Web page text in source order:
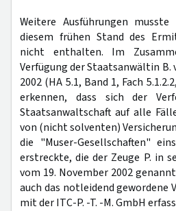
Weitere Ausführungen
diesem frühen Stand des
nicht enthalten. Im
Verfügung der Staatsanwältin B.
2002 (HA 5.1, Band 1, Fach
erkennen, dass sich der
Staatsanwaltschaft auf alle
von (nicht solventen)
die "Muser-Gesellschaften"
erstreckte, die der Zeuge P. in
vom 19. November 2002
auch das notleidend gewordene
mit der ITC-P. -T. -M. GmbH